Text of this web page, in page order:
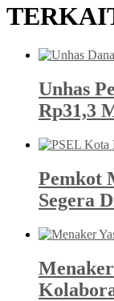
Unhas
Rp31,3
Pemkot
Segera